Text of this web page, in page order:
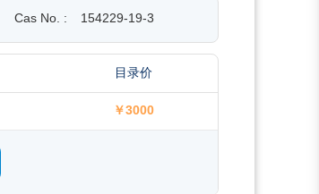
Cas No. : 154229-19-3
目录价
￥3000